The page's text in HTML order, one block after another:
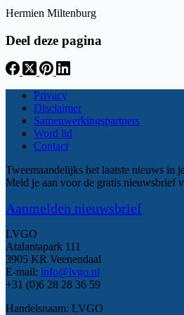
Hermien Miltenburg
Deel deze pagina
Privacy
Disclaimer
Samenwerkingspartners
Word lid
Contact
Tweemaandelijks het laatste nieuws in
Meld je aan voor de gratis nieuwsbrief
Aanmelden nieuwsbrief
LVGO
Atalantapark 111
3905 KR Veenendaal
E-mail: info@lvgo.nl
+31 (0)6 28 28 36 59
Handelsnaam: LVGO